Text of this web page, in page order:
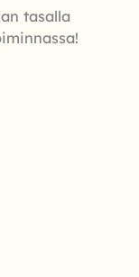
tasalla